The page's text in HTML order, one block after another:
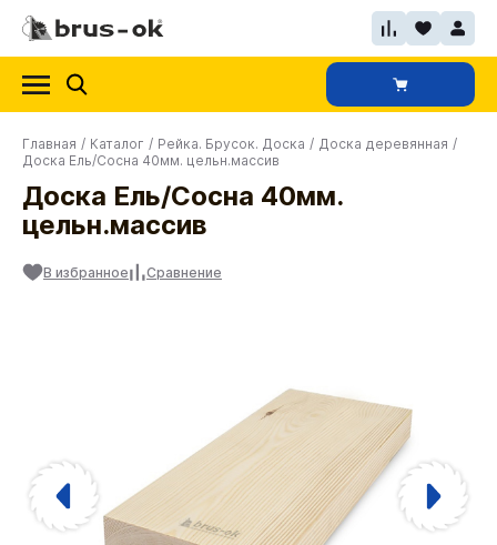
Главная / Каталог / Рейка. Брусок. Доска / Доска деревянная /
Доска Ель/Сосна 40мм. цельн.массив
Доска Ель/Сосна 40мм.
цельн.массив
В избранное Сравнение